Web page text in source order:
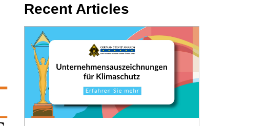
Recent Articles